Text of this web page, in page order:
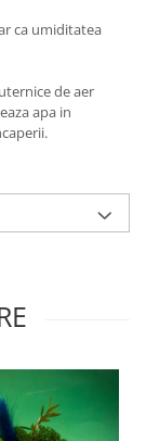
ca umiditatea
de aer
apa in